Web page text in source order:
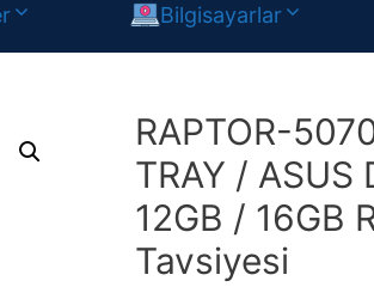
Bilgisayarlar
RAPTOR-
TRAY / ASUS
12GB / 16GB
Tavsiyesi